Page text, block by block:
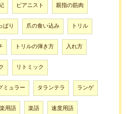
ピアニスト 親指の筋肉
ぱり 爪の食い込み トリル
トリルの弾き方 入れ方
リトミック
ミュラー タランテラ ランゲ
用語 楽語 速度用語